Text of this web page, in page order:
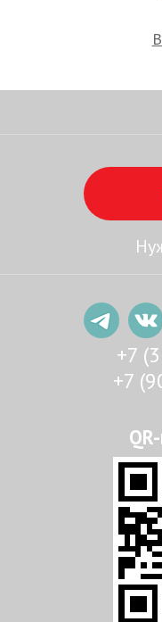
+7
+7